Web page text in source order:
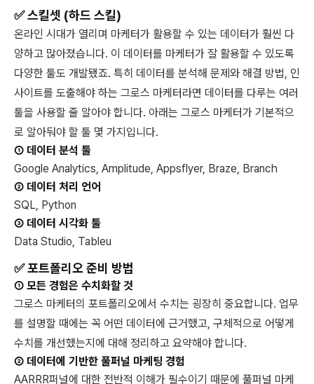
✅ 스킬셋 (하드 스킬)
온라인 시대가 열리며 마케터가 활용할 수 있는 데이터가 훨씬 다
양하고 많아졌습니다. 이 데이터를 마케터가 잘 활용할 수 있도록
다양한 툴도 개발됐죠. 특히 데이터를 분석해 문제와 해결 방법, 인
사이트를 도출해야 하는 그로스 마케터라면 데이터를 다루는 여러
툴을 사용할 줄 알아야 합니다. 아래는 그로스 마케터가 기본적으
로 알아둬야 할 툴 몇 가지입니다.
① 데이터 분석 툴
Google Analytics, Amplitude, Appsflyer, Braze, Branch
② 데이터 처리 언어
SQL, Python
③ 데이터 시각화 툴
Data Studio, Tableu
✅ 포트폴리오 준비 방법
① 모든 경험은 수치화할 것
그로스 마케터의 포트폴리오에서 수치는 굉장히 중요합니다. 업무
를 설명할 때에는 꼭 어떤 데이터에 근거했고, 구체적으로 어떻게
수치를 개선했는지에 대해 정리하고 요약해야 합니다.
② 데이터에 기반한 풀퍼널 마케팅 경험
AARRR퍼널에 대한 전반적 이해가 필수이기 때문에 풀퍼널 마케